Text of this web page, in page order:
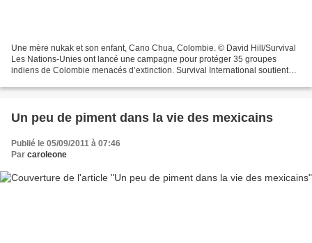
Une mère nukak et son enfant, Cano Chua, Colombie. © David Hill/Survival
Les Nations-Unies ont lancé une campagne pour protéger 35 groupes
indiens de Colombie menacés d’extinction. Survival International soutient
Un peu de piment dans la vie des mexicains
Publié le 05/09/2011 à 07:46
Par caroleone